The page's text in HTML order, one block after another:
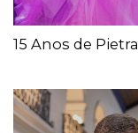
15 Anos de Pietra